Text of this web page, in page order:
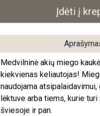
Medvilninė akių miego
kiekvienas keliautojas!
naudojama
lėktuve arba tiems, kurie
šviesoje ir pan.